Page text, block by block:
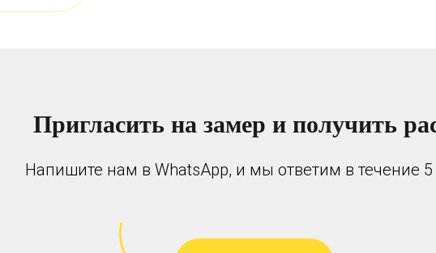
Пригласить на замер и получить
Напишите нам в WhatsApp, и мы ответим в течение